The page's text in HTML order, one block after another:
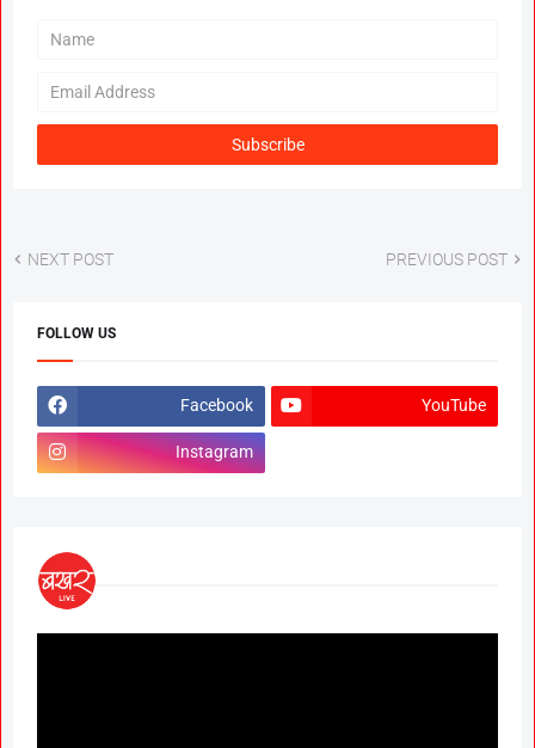
NEXT POST PREVIOUS POST
FOLLOW US
Facebook YouTube
Instagram